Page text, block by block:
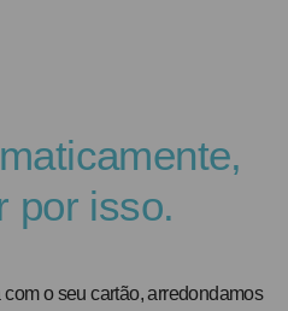
por isso.
o seu cartão, arredondamos